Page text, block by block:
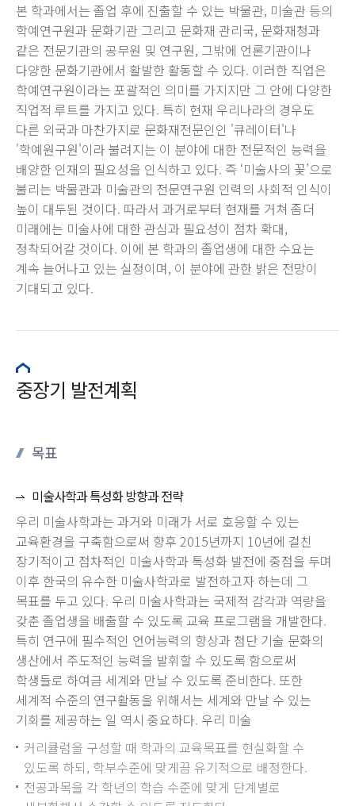
본 학과에서는 졸업 후에 진출할 수 있는 박물관, 미술관 등의
학예연구원과 문화기관 그리고 문화재 관리국, 문화재청과
같은 전문기관의 공무원 및 연구원, 그밖에 언론기관이나
다양한 문화기관에서 활발한 활동할 수 있다. 이러한 직업은
학예연구원이라는 포괄적인 의미를 가지지만 그 안에 다양한
직업적 루트를 가지고 있다. 특히 현재 우리나라의 경우도
다른 외국과 마찬가지로 문화재전문인인 '큐레이터'나
'학예원구원'이라 불려지는 이 분야에 대한 전문적인 능력을
배양한 인재의 필요성을 인식하고 있다. 즉 ‘미술사의 꽃’으로
불리는 박물관과 미술관의 전문연구원 인력의 사회적 인식이
높이 대두된 것이다. 따라서 과거로부터 현재를 거쳐 좀더
미래에는 미술사에 대한 관심과 필요성이 점차 확대,
정착되어갈 것이다. 이에 본 학과의 졸업생에 대한 수요는
계속 늘어나고 있는 실정이며, 이 분야에 관한 밝은 전망이
기대되고 있다.
중장기 발전계획
목표
미술사학과 특성화 방향과 전략
우리 미술사학과는 과거와 미래가 서로 호응할 수 있는
교육환경을 구축함으로써 향후 2015년까지 10년에 걸친
장기적이고 점차적인 미술사학과 특성화 발전에 중점을 두며
이후 한국의 유수한 미술사학과로 발전하고자 하는데 그
목표를 두고 있다. 우리 미술사학과는 국제적 감각과 역량을
갖춘 졸업생을 배출할 수 있도록 교육 프로그램을 개발한다.
특히 연구에 필수적인 언어능력의 향상과 첨단 기술 문화의
생산에서 주도적인 능력을 발휘할 수 있도록 함으로써
학생들로 하여금 세계와 만날 수 있도록 준비한다. 또한
세계적 수준의 연구활동을 위해서는 세계와 만날 수 있는
기회를 제공하는 일 역시 중요하다. 우리 미술
커리큘럼을 구성할 때 학과의 교육목표를 현실화할 수
있도록 하되, 학부수준에 맞게끔 유기적으로 배정한다.
전공과목을 각 학년의 학습 수준에 맞게 단계별로